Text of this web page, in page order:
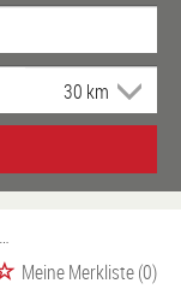
Meine Merkliste(0)